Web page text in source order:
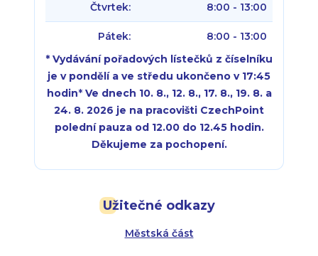
Užitečné odkazy
Městská část
Čtvrtek: 8:00 - 13:00
Pátek:
8:00 - 13:00
* Vydávání pořadových lístečků z číselníku
je v pondělí a ve středu ukončeno v 17:45
hodin* Ve dnech 10. 8., 12. 8., 17. 8., 19. 8. a
24. 8. 2026 je na pracovišti CzechPoint
polední pauza od 12.00 do 12.45 hodin.
Děkujeme za pochopení.
Úterý:
Středa:
Úterý:
Středa: